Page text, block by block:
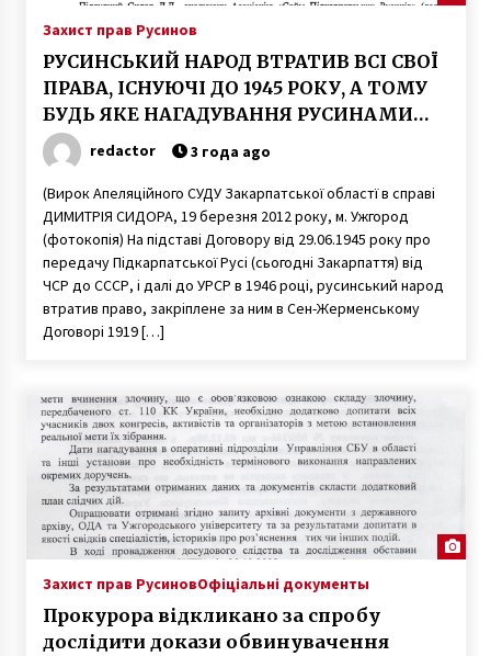
Підкарпатських Русинів від 25-го жовтня
2008 р. до депутатів Закарпатської обласної
кримінальної справи)
3 года ago
30 літ – обороны прав русинов в Украйині. Як
ото было! Воспоминаніє свидҍтелей!
3 года ago
Вступаючи в Євросоюз, – скасувати
Сталінське розпорядження: “русинів не
існує”, – якраз на часі!
3 года ago
Презентація нового видання творів
Александра Духновича “Моя ліра и кимвал”,
доц. Мгр. Валерій Падяк, 09.12.2023, Ужгород
РЕЗОЛЮЦІЯ (укр.мова) ДЕЛЕГАТIВ XVII
СВIТОВОГО КОНГРЕСУ РУСИНIВ
3 года ago
Захист прав Русинов
РУСИНСЬКИЙ НАРОД ВТРАТИВ ВСІ СВОЇ
ПРАВА, ІСНУЮЧІ ДО 1945 РОКУ, А ТОМУ
БУДЬ ЯКЕ НАГАДУВАННЯ РУСИНАМИ
ПРО ВТРАЧЕНІ ПРАВА РУСИНСЬКОГО
НАРОДУ Є… ПРОТИЗАКОННИМИ І
КАРАЮТЬСЯ ЗГІДНО КРИМІНАЛЬНОГО
КОДЕКСУ УКРАЇНИ. (Вирок, фотокопія)
redactor 3 года ago
(Вирок Апеляційного СУДУ Закарпатської областї в справі
ДИМИТРІЯ СИДОРА, 19 березня 2012 року, м. Ужгород
(фотокопія) На підставі Договору від 29.06.1945 року про
передачу Підкарпатської Русі (сьогодні Закарпаття) від
ЧСР до СССР, і далі до УРСР в 1946 році, русинський народ
втратив право, закріплене за ним в Сен-Жерменському
Договорі 1919 […]
Захист прав РусиновОфіціальні документы
Прокурора відкликано за спробу
дослідити докази обвинувачення